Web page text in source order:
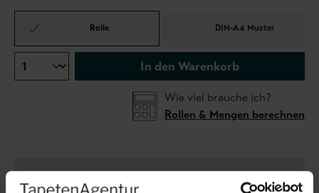
Rolle DIN-A4 Muster
In den Warenkorb
Wie viel brauche ich?
Rollen & Mengen berechnen